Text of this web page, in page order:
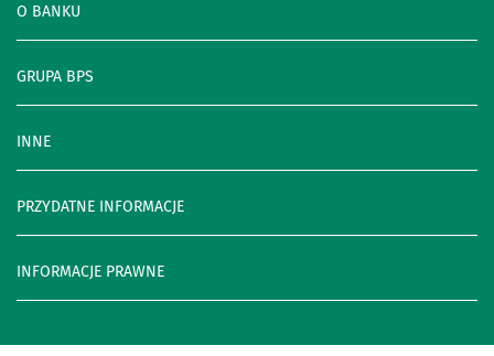
O BANKU
GRUPA BPS
INNE
PRZYDATNE INFORMACJE
INFORMACJE PRAWNE